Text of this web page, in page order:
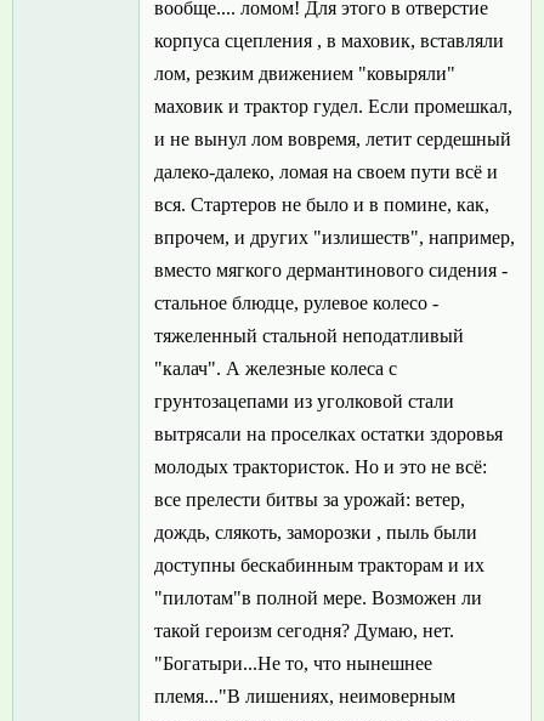
вообще.... ломом! Для этого в отверстие
корпуса сцепления , в маховик, вставляли
лом, резким движением "ковыряли"
маховик и трактор гудел. Если промешкал,
и не вынул лом вовремя, летит сердешный
далеко-далеко, ломая на своем пути всё и
вся. Стартеров не было и в помине, как,
впрочем, и других "излишеств", например,
вместо мягкого дермантинового сидения -
стальное блюдце, рулевое колесо -
тяжеленный стальной неподатливый
"калач". А железные колеса с
грунтозацепами из уголковой стали
вытрясали на проселках остатки здоровья
молодых трактористок. Но и это не всё:
все прелести битвы за урожай: ветер,
дождь, слякоть, заморозки , пыль были
доступны бескабинным тракторам и их
"пилотам"в полной мере. Возможен ли
такой героизм сегодня? Думаю, нет.
"Богатыри...Не то, что нынешнее
племя..."В лишениях, неимоверным